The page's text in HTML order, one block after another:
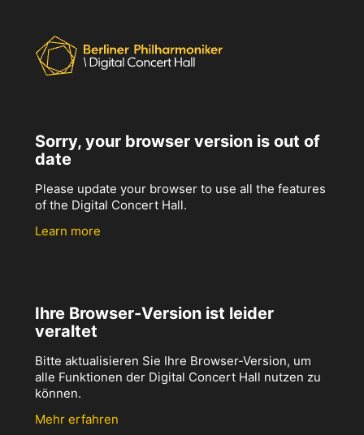
Sorry, your browser version is out of
date
Please update your browser to use all the features
of the Digital Concert Hall.
Learn more
Ihre Browser-Version ist leider
veraltet
Bitte aktualisieren Sie Ihre Browser-Version, um
alle Funktionen der Digital Concert Hall nutzen zu
können.
Mehr erfahren